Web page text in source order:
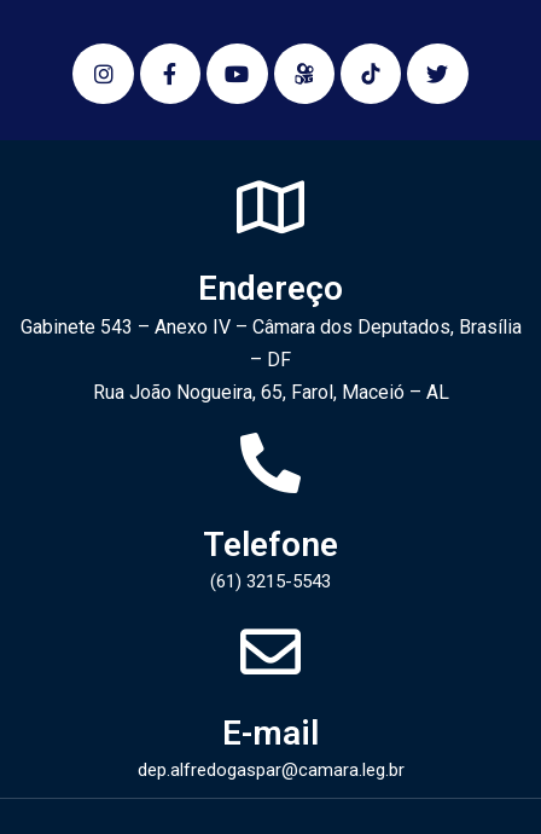
Endereço
Gabinete 543 – Anexo IV – Câmara dos Deputados, Brasília
– DF
Rua João Nogueira, 65, Farol, Maceió – AL
Telefone
(61) 3215-5543​
E-mail
dep.alfredogaspar@camara.leg.br​